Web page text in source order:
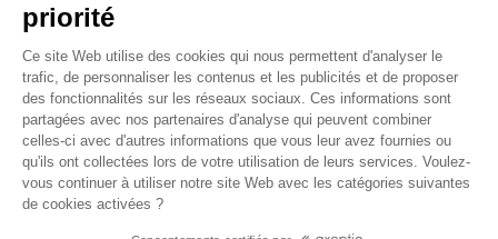
Rejoignez un réseau national, nous recrutons !
Liens utiles
Mentions légales
Données personnelles
priorité
Ce site Web utilise des cookies qui nous permettent d'analyser le
trafic, de personnaliser les contenus et les publicités et de proposer
des fonctionnalités sur les réseaux sociaux. Ces informations sont
partagées avec nos partenaires d'analyse qui peuvent combiner
celles-ci avec d'autres informations que vous leur avez fournies ou
qu'ils ont collectées lors de votre utilisation de leurs services. Voulez-
vous continuer à utiliser notre site Web avec les catégories suivantes
de cookies activées ?